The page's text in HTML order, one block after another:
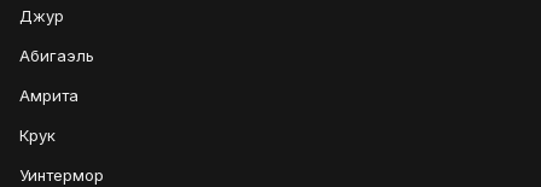
Джур
Абигаэль
Амрита
Крук
Уинтермор